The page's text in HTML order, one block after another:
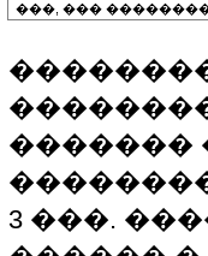
���, ���
�������
3 ���.